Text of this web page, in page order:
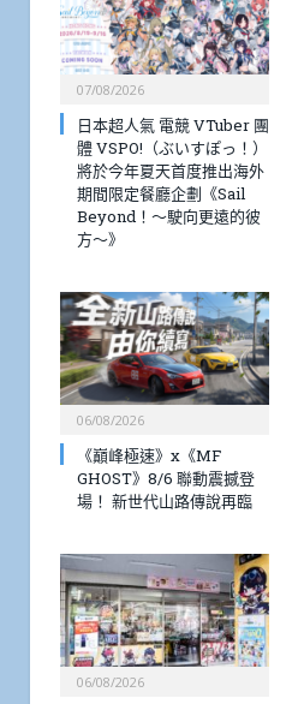
07/08/2026
日本超人氣 電競 VTuber 團
體 VSPO!（ぶいすぽっ！）
將於今年夏天首度推出海外
期間限定餐廳企劃《Sail
Beyond！～駛向更遠的彼
方～》
06/08/2026
《巔峰極速》x《MF
GHOST》8/6 聯動震撼登
場！ 新世代山路傳說再臨
06/08/2026